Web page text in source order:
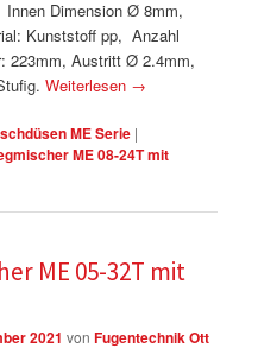
Dimension Ø 8mm,
Kunststoff pp, Anzahl
223mm, Austritt Ø 2.4mm,
Weiterlesen →
ME Serie |
ME 08-24T mit
ME 05-32T mit
2021 vonFugentechnik Ott